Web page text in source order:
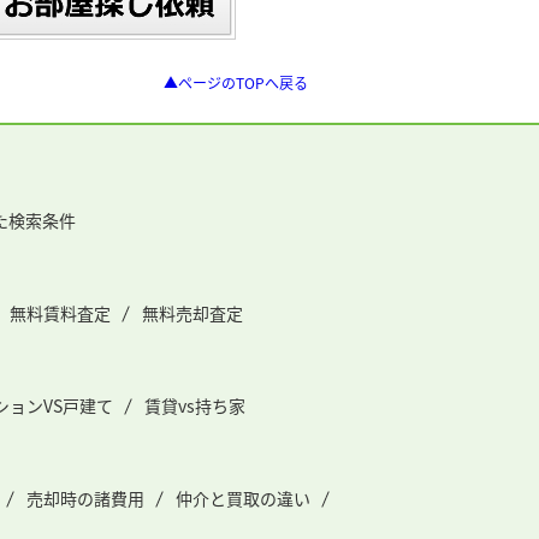
▲ページのTOPへ戻る
検索条件
無料賃料査定 無料売却査定
ョンVS戸建て 賃貸vs持ち家
売却時の諸費用 仲介と買取の違い